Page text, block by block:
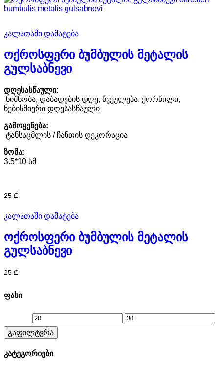
კალათაში დამატება
ოქროსფერი ბუმბულის მეტალის
გულსაბნევი
დღესასწაული:
ნიშნობა, დაბადების დღე, წვეულება. ქორწილი,
ნებისმიერი დღესასწაული
გამოყენება:
ტანსაცმლის / ჩანთის დეკორაცია
ზომა:
3.5*10 სმ
25 ₾
კალათაში დამატება
ოქროსფერი ბუმბულის მეტალის
გულსაბნევი
25 ₾
ფასი
მინიმალური
ფასი
მაქსიმალური
გაფილტვრა
კატეგორიები